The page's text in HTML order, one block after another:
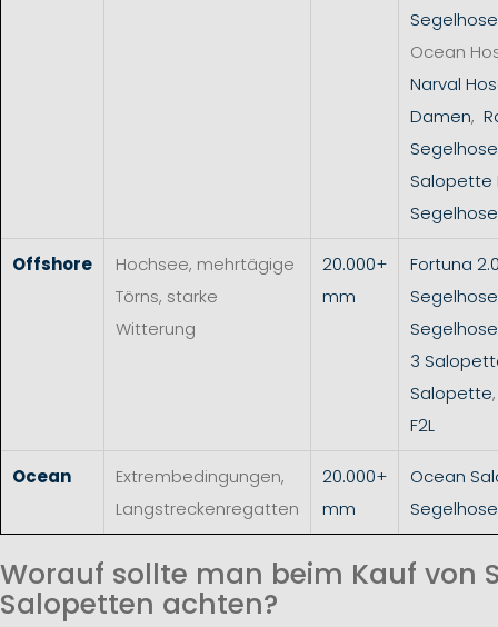
Ocean
Narval
Damen,
Segelhose
Salopette
Segelhose
Offshore
Hochsee, mehrtägige
Törns, starke
Witterung
20.000+
mm
Fortuna
Segelhose
3
Salopette
F2L
Ocean
Extrembedingungen,
Langstreckenregatten
20.000+
mm
Ocean
Segelhose
Worauf sollte man beim Kauf von
Salopetten achten?